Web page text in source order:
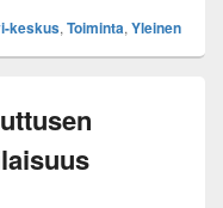
keskus, Toiminta, Yleinen